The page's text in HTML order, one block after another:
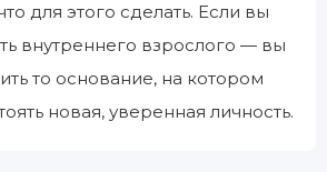
для этого сделать. Если вы
внутреннего взрослого — вы
то основание, на котором
новая, уверенная личность.